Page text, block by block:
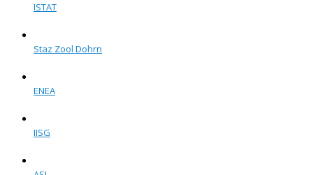
ISTAT
Staz Zool Dohrn
ENEA
IISG